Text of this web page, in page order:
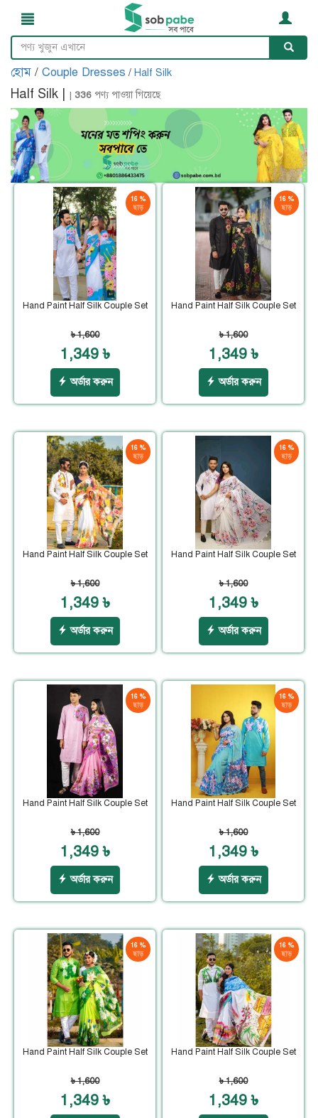
হোম / Couple Dresses / Half Silk
Half Silk | | 336 পণ্য পাওয়া গিয়েছে
16 %
ছাড়
Hand Paint Half Silk Couple Set
৳ 1,600
1,349 ৳
অর্ডার করুন
16 %
ছাড়
Hand Paint Half Silk Couple Set
৳ 1,600
1,349 ৳
অর্ডার করুন
16 %
ছাড়
Hand Paint Half Silk Couple Set
৳ 1,600
1,349 ৳
অর্ডার করুন
16 %
ছাড়
Hand Paint Half Silk Couple Set
৳ 1,600
1,349 ৳
অর্ডার করুন
16 %
ছাড়
Hand Paint Half Silk Couple Set
৳ 1,600
1,349 ৳
অর্ডার করুন
16 %
ছাড়
Hand Paint Half Silk Couple Set
৳ 1,600
1,349 ৳
অর্ডার করুন
16 %
ছাড়
Hand Paint Half Silk Couple Set
৳ 1,600
1,349 ৳
16 %
ছাড়
Hand Paint Half Silk Couple Set
৳ 1,600
1,349 ৳